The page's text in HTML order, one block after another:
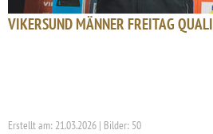
VIKERSUND MÄNNER FREITAG QUALI
Erstellt am: 21.03.2026 | Bilder: 50